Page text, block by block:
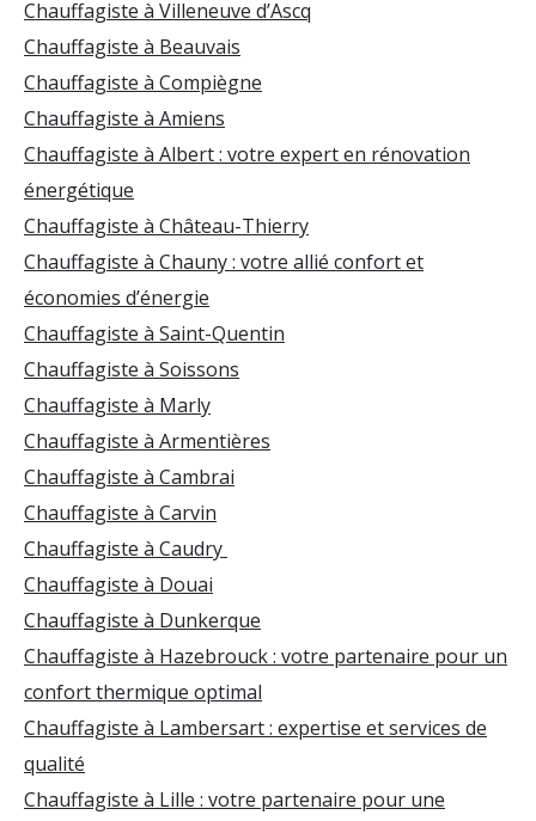
Chauffagiste à Villeneuve d’Ascq
Chauffagiste à Beauvais
Chauffagiste à Compiègne
Chauffagiste à Amiens
Chauffagiste à Albert : votre expert en rénovation
énergétique
Chauffagiste à Château-Thierry
Chauffagiste à Chauny : votre allié confort et
économies d’énergie
Chauffagiste à Saint-Quentin
Chauffagiste à Soissons
Chauffagiste à Marly
Chauffagiste à Armentières
Chauffagiste à Cambrai
Chauffagiste à Carvin
Chauffagiste à Caudry
Chauffagiste à Douai
Chauffagiste à Dunkerque
Chauffagiste à Hazebrouck : votre partenaire pour un
confort thermique optimal
Chauffagiste à Lambersart : expertise et services de
qualité
Chauffagiste à Lille : votre partenaire pour une